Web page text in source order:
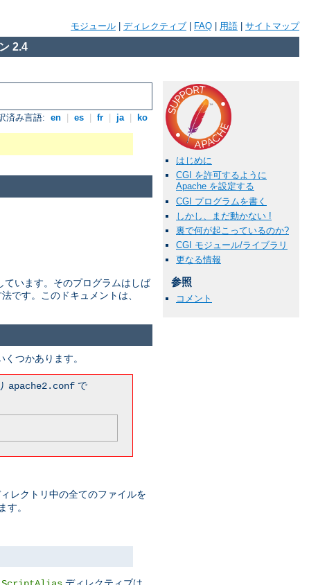
モジュール ディレクティブ FAQ 用語 サイトマップ
2.4
済み言語: en es fr ja ko
はじめに
CGI を許可するように
Apache を設定する
CGI プログラムを書く
しかし、まだ動かない !
裏で何が起こっているのか?
CGI モジュール/ライブラリ
更なる情報
参照
コメント
います。そのプログラムはしば
です。このドキュメントは、
つかあります。
apache2.conf で
レクトリ中の全てのファイルを
す。